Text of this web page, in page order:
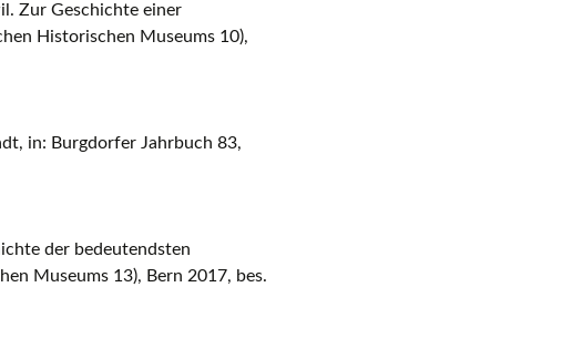
Zur Geschichte einer
Historischen Museums 10),
in: Burgdorfer Jahrbuch 83,
der bedeutendsten
Museums 13), Bern 2017, bes.